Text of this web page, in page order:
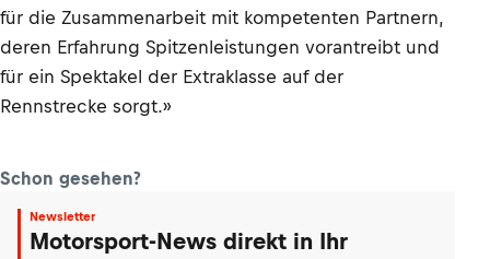
für die Zusammenarbeit mit kompetenten Partnern,
deren Erfahrung Spitzenleistungen vorantreibt und
für ein Spektakel der Extraklasse auf der
Rennstrecke sorgt.»
Schon gesehen?
Newsletter
Motorsport-News direkt in Ihr